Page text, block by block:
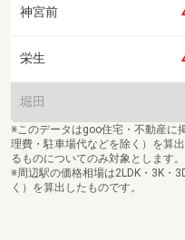
神宮前
栄生
堀田
※このデータはgoo住宅・不動産に
理費・駐車場代などを除く）を算
るものについてのみ対象とします。
※周辺駅の価格相場は2LDK・3K・
く）を算出したものです。